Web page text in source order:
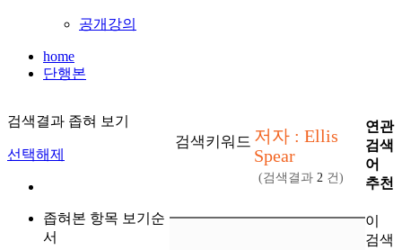
공개강의
home
단행본
검색결과 좁혀 보기
선택해제
좁혀본 항목 보기순
서
검색키워드 저자 : Ellis
Spear
(검색결과 2 건)
연관
검색
어
추천
이
검색